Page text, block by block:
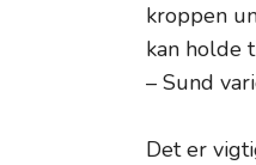
kroppen
kan holde
– Sund
Det er